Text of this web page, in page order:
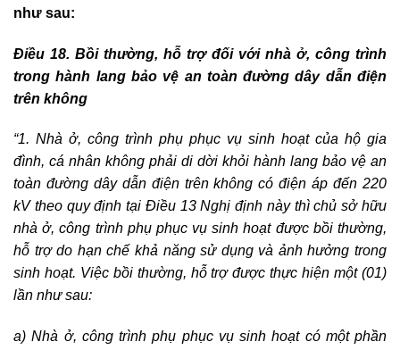
như sau:
Điều 18. Bồi thường, hỗ trợ đối với nhà ở, công trình
trong hành lang bảo vệ an toàn đường dây dẫn điện
trên không
“1. Nhà ở, công trình phụ phục vụ sinh hoạt của hộ gia
đình, cá nhân không phải di dời khỏi hành lang bảo vệ an
toàn đường dây dẫn điện trên không có điện áp đến 220
kV theo quy định tại Điều 13 Nghị định này thì chủ sở hữu
nhà ở, công trình phụ phục vụ sinh hoạt được bồi thường,
hỗ trợ do hạn chế khả năng sử dụng và ảnh hưởng trong
sinh hoạt. Việc bồi thường, hỗ trợ được thực hiện một (01)
lần như sau:
a) Nhà ở, công trình phụ phục vụ sinh hoạt có một phần